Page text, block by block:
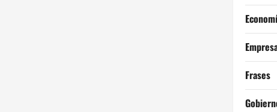
Frases